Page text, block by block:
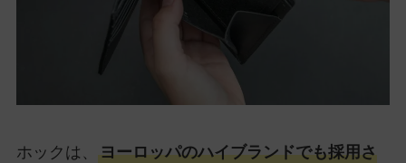
ホックは、 ヨーロッパのハイブランドでも採用さ